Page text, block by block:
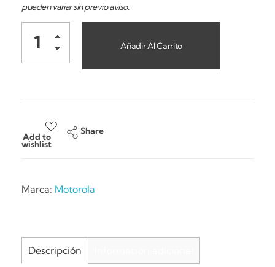
pueden variar sin previo aviso.
Añadir Al Carrito
Add to
wishlist
Share
Marca: Motorola
Descripción